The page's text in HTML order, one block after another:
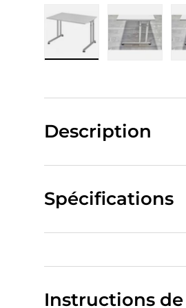
Description
Spécifications
Instructions